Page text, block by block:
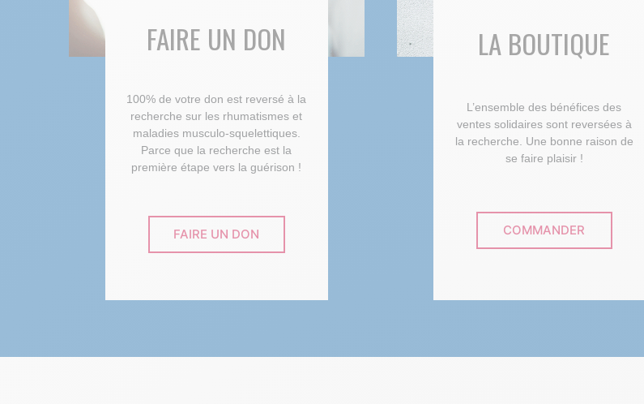
FAIRE UN DON
100% de votre don est reversé à la
recherche sur les rhumatismes et
maladies musculo-squelettiques.
Parce que la recherche est la
première étape vers la guérison !
FAIRE UN DON
LA BOUTIQUE
L’ensemble des bénéfices des
ventes solidaires sont reversées à
la recherche. Une bonne raison de
se faire plaisir !
COMMANDER